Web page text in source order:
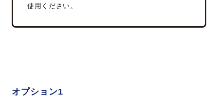
使用ください。
オプション1